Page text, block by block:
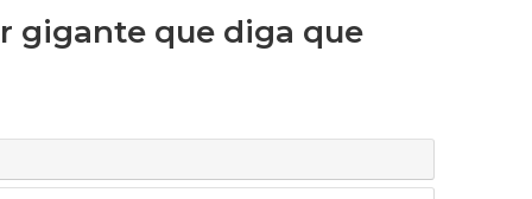
gigante que diga que